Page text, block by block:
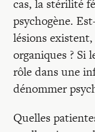
Colloque
Mon panier
Mon compte
cas, la stérilité
psychogène.
lésions
organiques ? Si
rôle dans une
dénommer
Quelles